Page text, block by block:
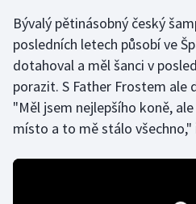
Házená
Judo
Krasobruslení
Bývalý pětinásobný český
posledních letech působí ve
dotahoval a měl šanci v
porazit. S Father Frostem ale
"Měl jsem nejlepšího koně,
místo a to mě stálo všechno,"